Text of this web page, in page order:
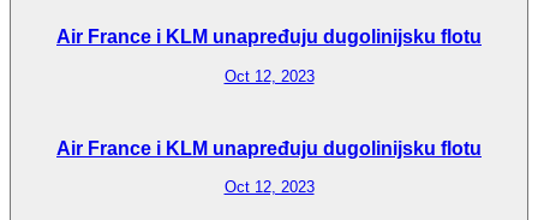
Air France i KLM unapređuju dugolinijsku flotu
Oct 12, 2023
Air France i KLM unapređuju dugolinijsku flotu
Oct 12, 2023